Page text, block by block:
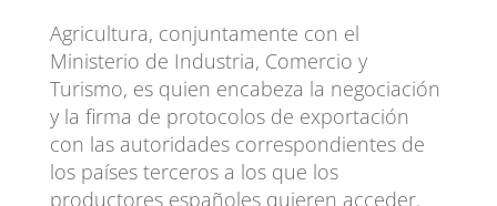
Agricultura, conjuntamente con el
Ministerio de Industria, Comercio y
Turismo, es quien encabeza la negociación
y la firma de protocolos de exportación
con las autoridades correspondientes de
los países terceros a los que los
productores españoles quieren acceder.